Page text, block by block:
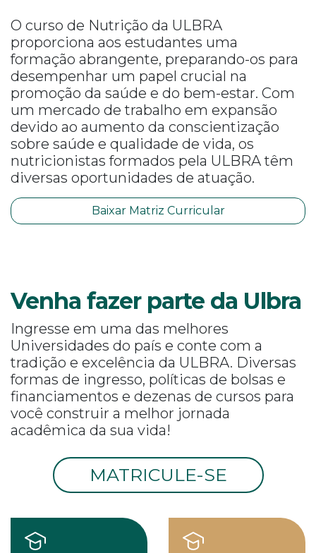
O curso de Nutrição da ULBRA
proporciona aos estudantes uma
formação abrangente, preparando-os para
desempenhar um papel crucial na
promoção da saúde e do bem-estar. Com
um mercado de trabalho em expansão
devido ao aumento da conscientização
sobre saúde e qualidade de vida, os
nutricionistas formados pela ULBRA têm
diversas oportunidades de atuação.
Baixar Matriz Curricular
Venha fazer parte da Ulbra
Ingresse em uma das melhores
Universidades do país e conte com a
tradição e excelência da ULBRA. Diversas
formas de ingresso, políticas de bolsas e
financiamentos e dezenas de cursos para
você construir a melhor jornada
acadêmica da sua vida!
MATRICULE-SE